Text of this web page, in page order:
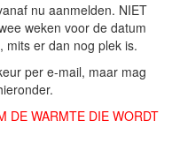
nu aanmelden. NIET
weken voor de datum
mits er dan nog plek is.
per e-mail, maar mag
DE WARMTE DIE WORDT